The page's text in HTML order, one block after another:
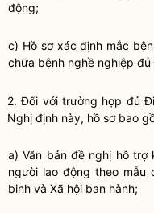
động;
c) Hồ sơ xác định mắc
chữa bệnh nghề nghiệp đủ
2. Đối với trường hợp đủ
Nghị định này, hồ sơ bao
a) Văn bản đề nghị hỗ trợ
người lao động theo mẫu
binh và Xã hội ban hành;